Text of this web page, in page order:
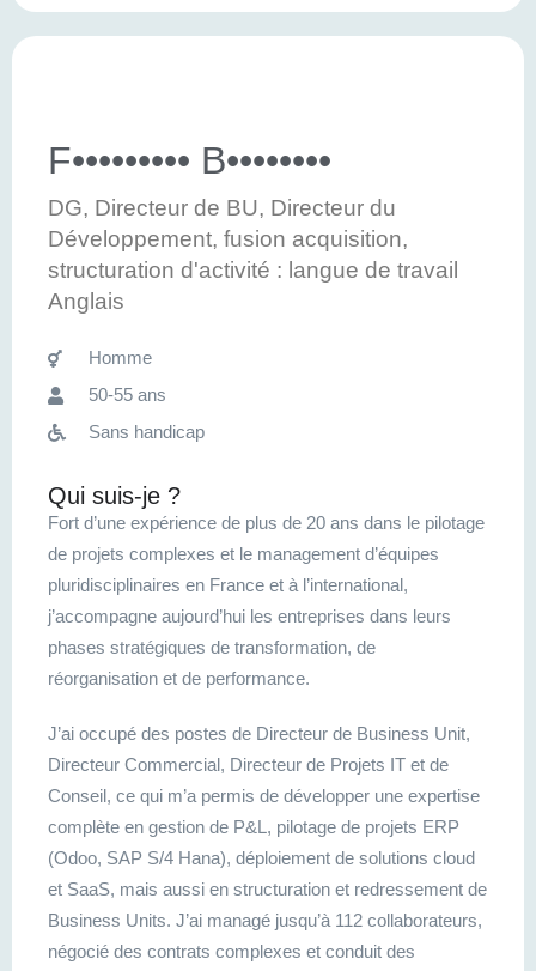
F••••••••• B••••••••
DG, Directeur de BU, Directeur du
Développement, fusion acquisition,
structuration d'activité : langue de travail
Anglais
Homme
50-55 ans
Sans handicap
Qui suis-je ?
Fort d’une expérience de plus de 20 ans dans le pilotage
de projets complexes et le management d’équipes
pluridisciplinaires en France et à l’international,
j’accompagne aujourd’hui les entreprises dans leurs
phases stratégiques de transformation, de
réorganisation et de performance.
J’ai occupé des postes de Directeur de Business Unit,
Directeur Commercial, Directeur de Projets IT et de
Conseil, ce qui m’a permis de développer une expertise
complète en gestion de P&L, pilotage de projets ERP
(Odoo, SAP S/4 Hana), déploiement de solutions cloud
et SaaS, mais aussi en structuration et redressement de
Business Units. J’ai managé jusqu’à 112 collaborateurs,
négocié des contrats complexes et conduit des